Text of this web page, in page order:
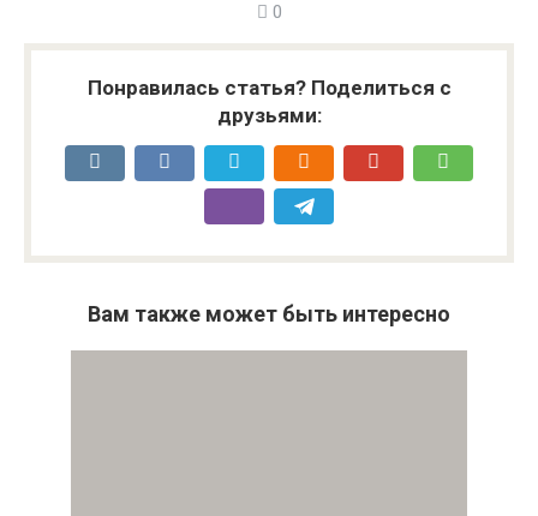
0
Понравилась статья? Поделиться с
друзьями:
Вам также может быть интересно